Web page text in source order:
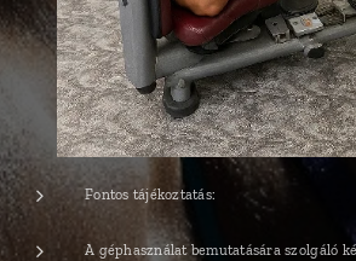
Fontos tájékoztatás:
A géphasználat bemutatására szolgáló